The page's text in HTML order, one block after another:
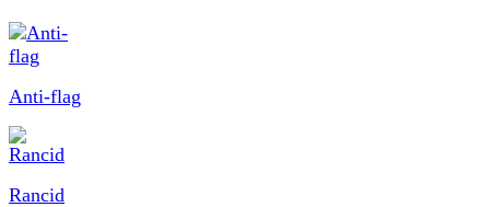
Anti-flag
Rancid